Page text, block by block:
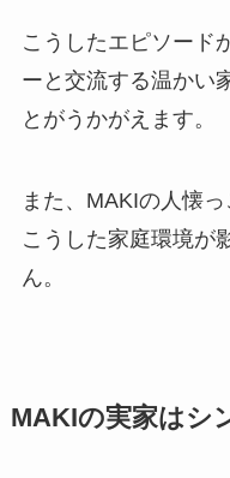
こうしたエピソード
ーと交流する温かい
とがうかがえます。
また、MAKIの人懐
こうした家庭環境が
ん。
MAKIの実家はシ